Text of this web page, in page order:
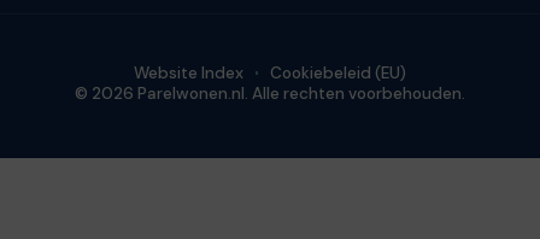
© 2026 Parelwonen.nl. Alle rechten voorbehouden.
Website Index Cookiebeleid (EU)